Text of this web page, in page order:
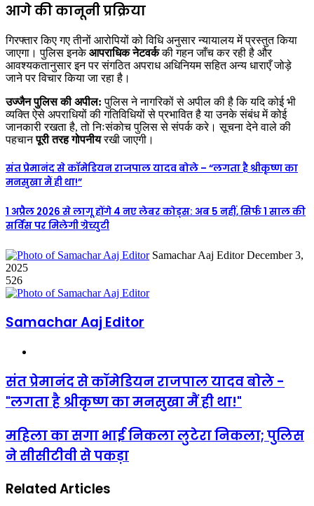
आगे की कानूनी प्रक्रिया
गिरफ्तार किए गए तीनों आरोपियों को विधि अनुसार न्यायालय में प्रस्तुत किया
जाएगा। पुलिस इनकेआपराधिक नेटवर्ककी गहन जाँच कर रही है और
आवश्यकतानुसार इन पर संगठित अपराध अधिनियम सहित अन्य धाराएँ जोड़े
जाने पर विचार किया जा रहा है।
उज्जैन पुलिस की अपील: पुलिस ने नागरिकों से अपील की है कि यदि कोई भी
व्यक्ति ऐसे अपराधियों की गतिविधियों से प्रभावित है या उनके संबंध में कोई
जानकारी रखता है, तो निःसंकोच पुलिस से संपर्क करे। सूचना देने वाले की
पहचानपूरी तरह गोपनीयरखी जाएगी।
संत प्रेमानंद से कॉमेडियन राजपाल यादव बोले – “लगता है श्रीकृष्ण का
मनसुखा मैं ही था!”
1 अप्रैल 2026 से लागू होंगे 4 नए लेबर कोड्स: अब 5 नहीं, सिर्फ 1 साल की
सर्विस पर मिलेगी ग्रेच्युटी
Samachar Aaj Editor Send
December 3,
2025
526
Samachar Aaj Editor
संत प्रेमानंद से कॉमेडियन राजपाल यादव बोले -
"लगता है श्रीकृष्ण का मनसुखा मैं ही था!"
महिला का सगा भाई निकला लुटेरा निकला; पुलिस
ने सीसीटीवी से पकड़ा
Related Articles